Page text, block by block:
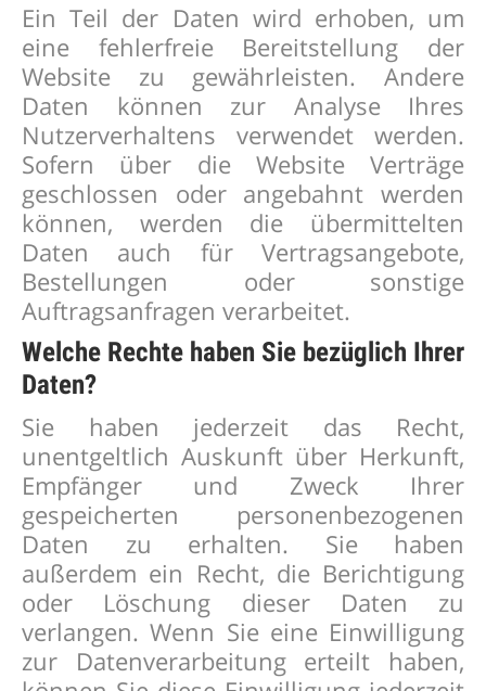
Ein Teil der Daten wird erhoben, um
eine fehlerfreie Bereitstellung der
Website zu gewährleisten. Andere
Daten können zur Analyse Ihres
Nutzerverhaltens verwendet werden.
Sofern über die Website Verträge
geschlossen oder angebahnt werden
können, werden die übermittelten
Daten auch für Vertragsangebote,
Bestellungen oder sonstige
Auftragsanfragen verarbeitet.
Welche Rechte haben Sie bezüglich Ihrer
Daten?
Sie haben jederzeit das Recht,
unentgeltlich Auskunft über Herkunft,
Empfänger und Zweck Ihrer
gespeicherten personenbezogenen
Daten zu erhalten. Sie haben
außerdem ein Recht, die Berichtigung
oder Löschung dieser Daten zu
verlangen. Wenn Sie eine Einwilligung
zur Datenverarbeitung erteilt haben,